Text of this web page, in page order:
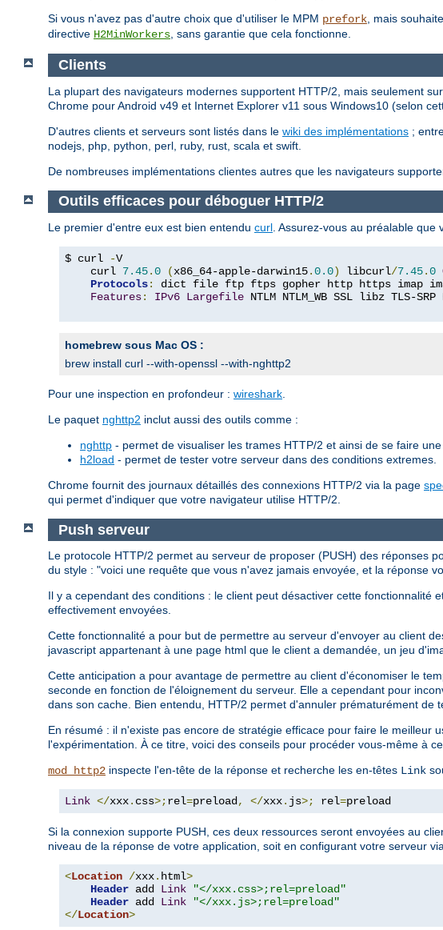
Si vous n'avez pas d'autre choix que d'utiliser le MPM prefork, mais
directive H2MinWorkers, sans garantie que cela fonctionne.
Clients
La plupart des navigateurs modernes supportent HTTP/2, mais seulement
Chrome pour Android v49 et Internet Explorer v11 sous Windows10 (selon
D'autres clients et serveurs sont listés dans le wiki des implémentations ;
nodejs, php, python, perl, ruby, rust, scala et swift.
De nombreuses implémentations clientes autres que les navigateurs
Outils efficaces pour déboguer HTTP/2
Le premier d'entre eux est bien entendu curl . Assurez-vous au préalable
$ curl -V
    curl
7.45.0 (x86_64-apple-darwin15.0.0) libcurl/7.45.0
Protocols: dict file ftp ftps gopher http https imap
Features: IPv6 Largefile NTLM NTLM_WB SSL libz TLS-SRP
homebrew sous Mac OS :
brew install curl --with-openssl --with-nghttp2
Pour une inspection en profondeur : wireshark
Le paquet nghttp2 inclut aussi des outils comme :
nghttp - permet de visualiser les trames HTTP/2 et ainsi de se faire
h2load - permet de tester votre serveur dans des conditions extremes.
Chrome fournit des journaux détaillés des connexions HTTP/2 via la page
qui permet d'indiquer que votre navigateur utilise HTTP/2.
Push serveur
Le protocole HTTP/2 permet au serveur de proposer (PUSH) des réponses
du style : "voici une requête que vous n'avez jamais envoyée, et la réponse
Il y a cependant des conditions : le client peut désactiver cette
effectivement envoyées.
Cette fonctionnalité a pour but de permettre au serveur d'envoyer au client
javascript appartenant à une page html que le client a demandée, un jeu
Cette anticipation a pour avantage de permettre au client d'économiser le
seconde en fonction de l'éloignement du serveur. Elle a cependant pour
dans son cache. Bien entendu, HTTP/2 permet d'annuler prématurément
En résumé : il n'existe pas encore de stratégie efficace pour faire le
l'expérimentation. À ce titre, voici des conseils pour procéder vous-même à
mod_http2 inspecte l'en-tête de la réponse et recherche les en-têtes Link
Link </xxx. css>;rel=preload, </xxx. js>; rel=preload
Si la connexion supporte PUSH, ces deux ressources seront envoyées au
niveau de la réponse de votre application, soit en configurant votre serveur
<Location /xxx. html>
Header add Link
"</xxx.css>;rel=preload"
Header add Link
"</xxx.js>;rel=preload"
</Location>